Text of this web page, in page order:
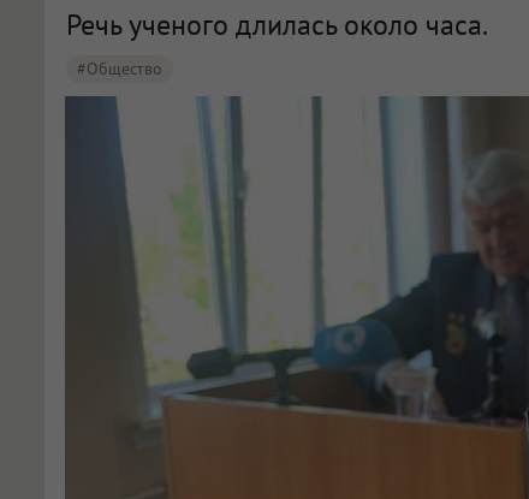
Речь ученого длилась около часа.
#Общество